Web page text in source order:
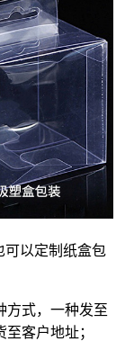
可以定制纸盒包
方式，一种发至
客户地址；